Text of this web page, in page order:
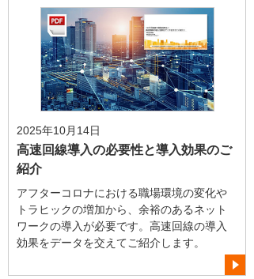
2025年10月14日
高速回線導入の必要性と導入効果のご
紹介
アフターコロナにおける職場環境の変化や
トラヒックの増加から、余裕のあるネット
ワークの導入が必要です。高速回線の導入
効果をデータを交えてご紹介します。